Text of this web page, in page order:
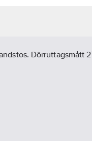
Dörruttagsmått